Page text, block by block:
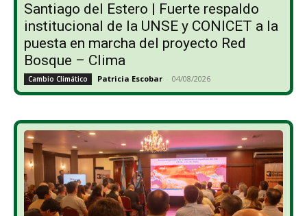
Santiago del Estero | Fuerte respaldo
institucional de la UNSE y CONICET a la
puesta en marcha del proyecto Red
Bosque – Clima
Cambio Climático Patricia Escobar - 04/08/2026